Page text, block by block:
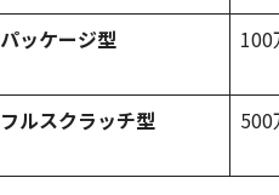
パッケージ型
100
フルスクラッチ型
500